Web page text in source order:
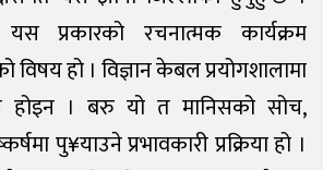
प्रकारको रचनात्मक कार्यक्रम
हो । विज्ञान केबल प्रयोगशालामा
होइन । बरु यो त मानिसको सोच,
पु¥याउने प्रभावकारी प्रक्रिया हो ।